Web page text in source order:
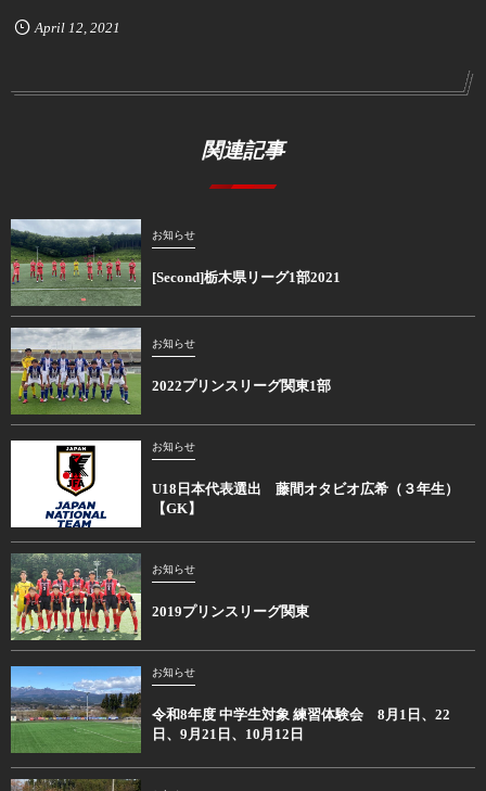
April 12, 2021
関連記事
お知らせ
[Second]栃木県リーグ1部2021
お知らせ
2022プリンスリーグ関東1部
お知らせ
U18日本代表選出 藤間オタビオ広希（３年生）
【GK】
お知らせ
2019プリンスリーグ関東
お知らせ
令和8年度 中学生対象 練習体験会 8月1日、22
日、9月21日、10月12日